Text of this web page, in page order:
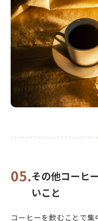
05.その他コーヒ
いこと
コーヒーを飲むことで